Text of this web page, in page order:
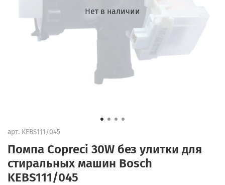
Нет в наличии
арт. KEBS111/045
Помпа Copreci 30W без улитки для
стиральных машин Bosсh
KEBS111/045